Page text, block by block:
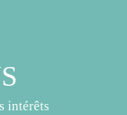
intérêts